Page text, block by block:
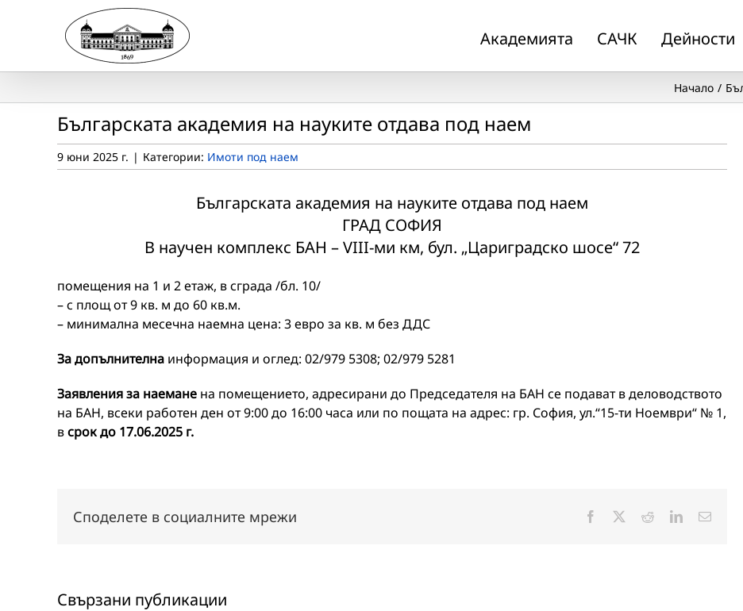
Академията САЧК Дейности
Начало
Българската академия на науките отдава под наем
9 юни 2025 г. | Категории: Имоти под наем
Българската академия на науките отдава под наем
ГРАД СОФИЯ
В научен комплекс БАН – VIII-ми км, бул. „Цариградско шосе“ 72
помещения на 1 и 2 етаж, в сграда /бл. 10/
– с площ от 9 кв. м до 60 кв.м.
– минимална месечна наемна цена: 3 евро за кв. м без ДДС
За допълнителна информация и оглед: 02/979 5308; 02/979 5281
Заявления за наемане на помещението, адресирани до Председателя на БАН се подават в деловодството
на БАН, всеки работен ден от 9:00 до 16:00 часа или по пощата на адрес: гр. София, ул.“15-ти Ноември“ № 1,
всрок до 17.06.2025 г.
Споделете в социалните мрежи Facebook RedditLinkedIn
Свързани публикации